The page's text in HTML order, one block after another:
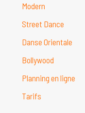
Modern
Street Dance
Danse Orientale
Bollywood
Planning en ligne
Tarifs